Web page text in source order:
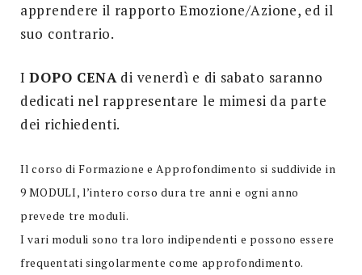
apprendere il rapporto Emozione/Azione, ed il
suo contrario.
IDOPO CENAdi venerdì e di sabato saranno
dedicati nel rappresentare le mimesi da parte
dei richiedenti.
Il corso di Formazione e Approfondimento si suddivide in
9 MODULI, l’intero corso dura tre anni e ogni anno
prevede tre moduli.
I vari moduli sono tra loro indipendenti e possono essere
frequentati singolarmente come approfondimento.